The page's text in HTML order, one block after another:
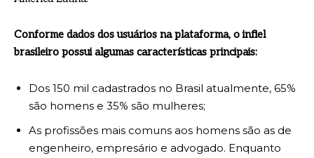
Conforme dados dos usuários na plataforma, o infiel
brasileiro possui algumas características principais:
Dos 150 mil cadastrados no Brasil atualmente, 65%
são homens e 35% são mulheres;
As profissões mais comuns aos homens são as de
engenheiro, empresário e advogado. Enquanto